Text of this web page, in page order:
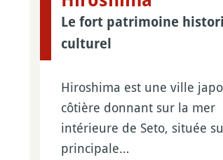
Le fort patrimoine
culturel
Hiroshima est une ville
côtière donnant sur la mer
intérieure de Seto, située
principale…